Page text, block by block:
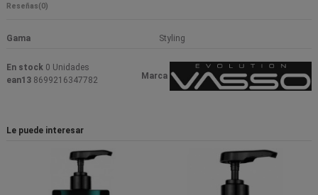
Reseñas(0)
Gama Styling
Marca
En stock 0 Unidades
ean13 8699216347782
Le puede interesar